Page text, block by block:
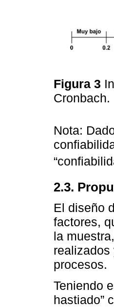
Figura 3
Cronbach.
Nota:
2.3.
El diseño
factores,
la
procesos.
Teniendo
hastiado”